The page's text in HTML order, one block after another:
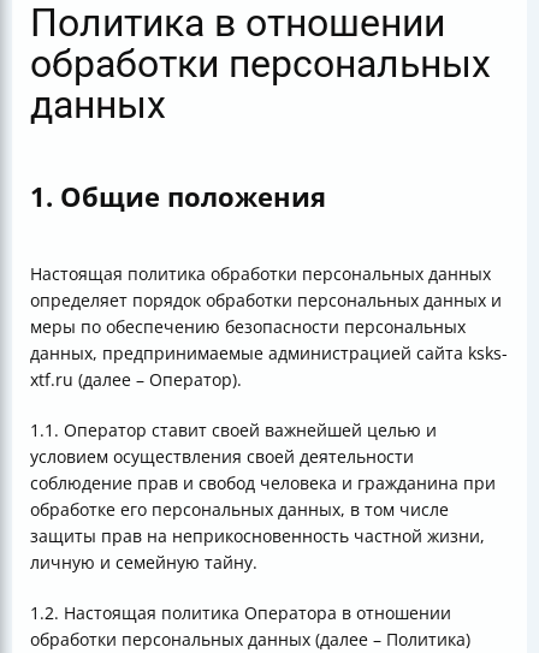
Политика в отношении
обработки персональных
данных
1. Общие положения
Настоящая политика обработки персональных данных
определяет порядок обработки персональных данных и
меры по обеспечению безопасности персональных
данных, предпринимаемые администрацией сайта ksks-
xtf.ru (далее – Оператор).
1.1. Оператор ставит своей важнейшей целью и
условием осуществления своей деятельности
соблюдение прав и свобод человека и гражданина при
обработке его персональных данных, в том числе
защиты прав на неприкосновенность частной жизни,
личную и семейную тайну.
1.2. Настоящая политика Оператора в отношении
обработки персональных данных (далее – Политика)